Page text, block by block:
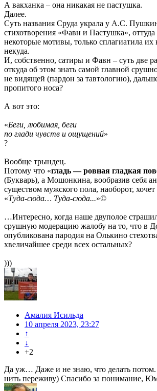
А вакханка – она никакая не пастушка.
Далее.
Суть названия Сруда украла у А.С.
стихотворения «Фавн и Пастушка», оттуда
некоторые мотивы, только сплагиатила их
некуда.
И, собственно, сатиры и Фавн – суть две
откуда об этом знать самой главной
не видящей (пардон за тавтологию),
пропитого носа?
А вот это:
«Беги, любимая, беги
по глади чувств и ощущений»
?
Вообще трындец.
Потому что «гладь — ровная гладкая
(Букварь), а Мошонкина, вообразив себя
существом мужского пола, наоборот, хочет
«Туда-сюда… Туда-сюда...»©
…Интересно, когда наше двуполое
срушную модерацию жалобу на то, что в
опубликована пародия на Олькино
хвеличайшее среди всех остальных?
)))
Амалия Исильда
10 апреля 2023, 23:27
↑
↓
+2
Да уж… Даже и не знаю, что делать потом.
нить переживу) Спасибо за понимание,